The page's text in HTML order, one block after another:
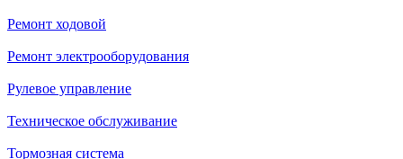
Ремонт ходовой
Ремонт электрооборудования
Рулевое управление
Техническое обслуживание
Тормозная система